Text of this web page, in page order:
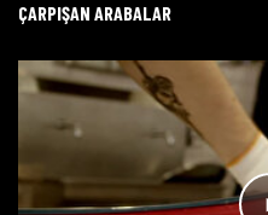
ÇARPIŞAN ARABALAR